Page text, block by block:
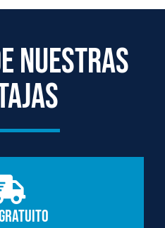
NUESTRAS